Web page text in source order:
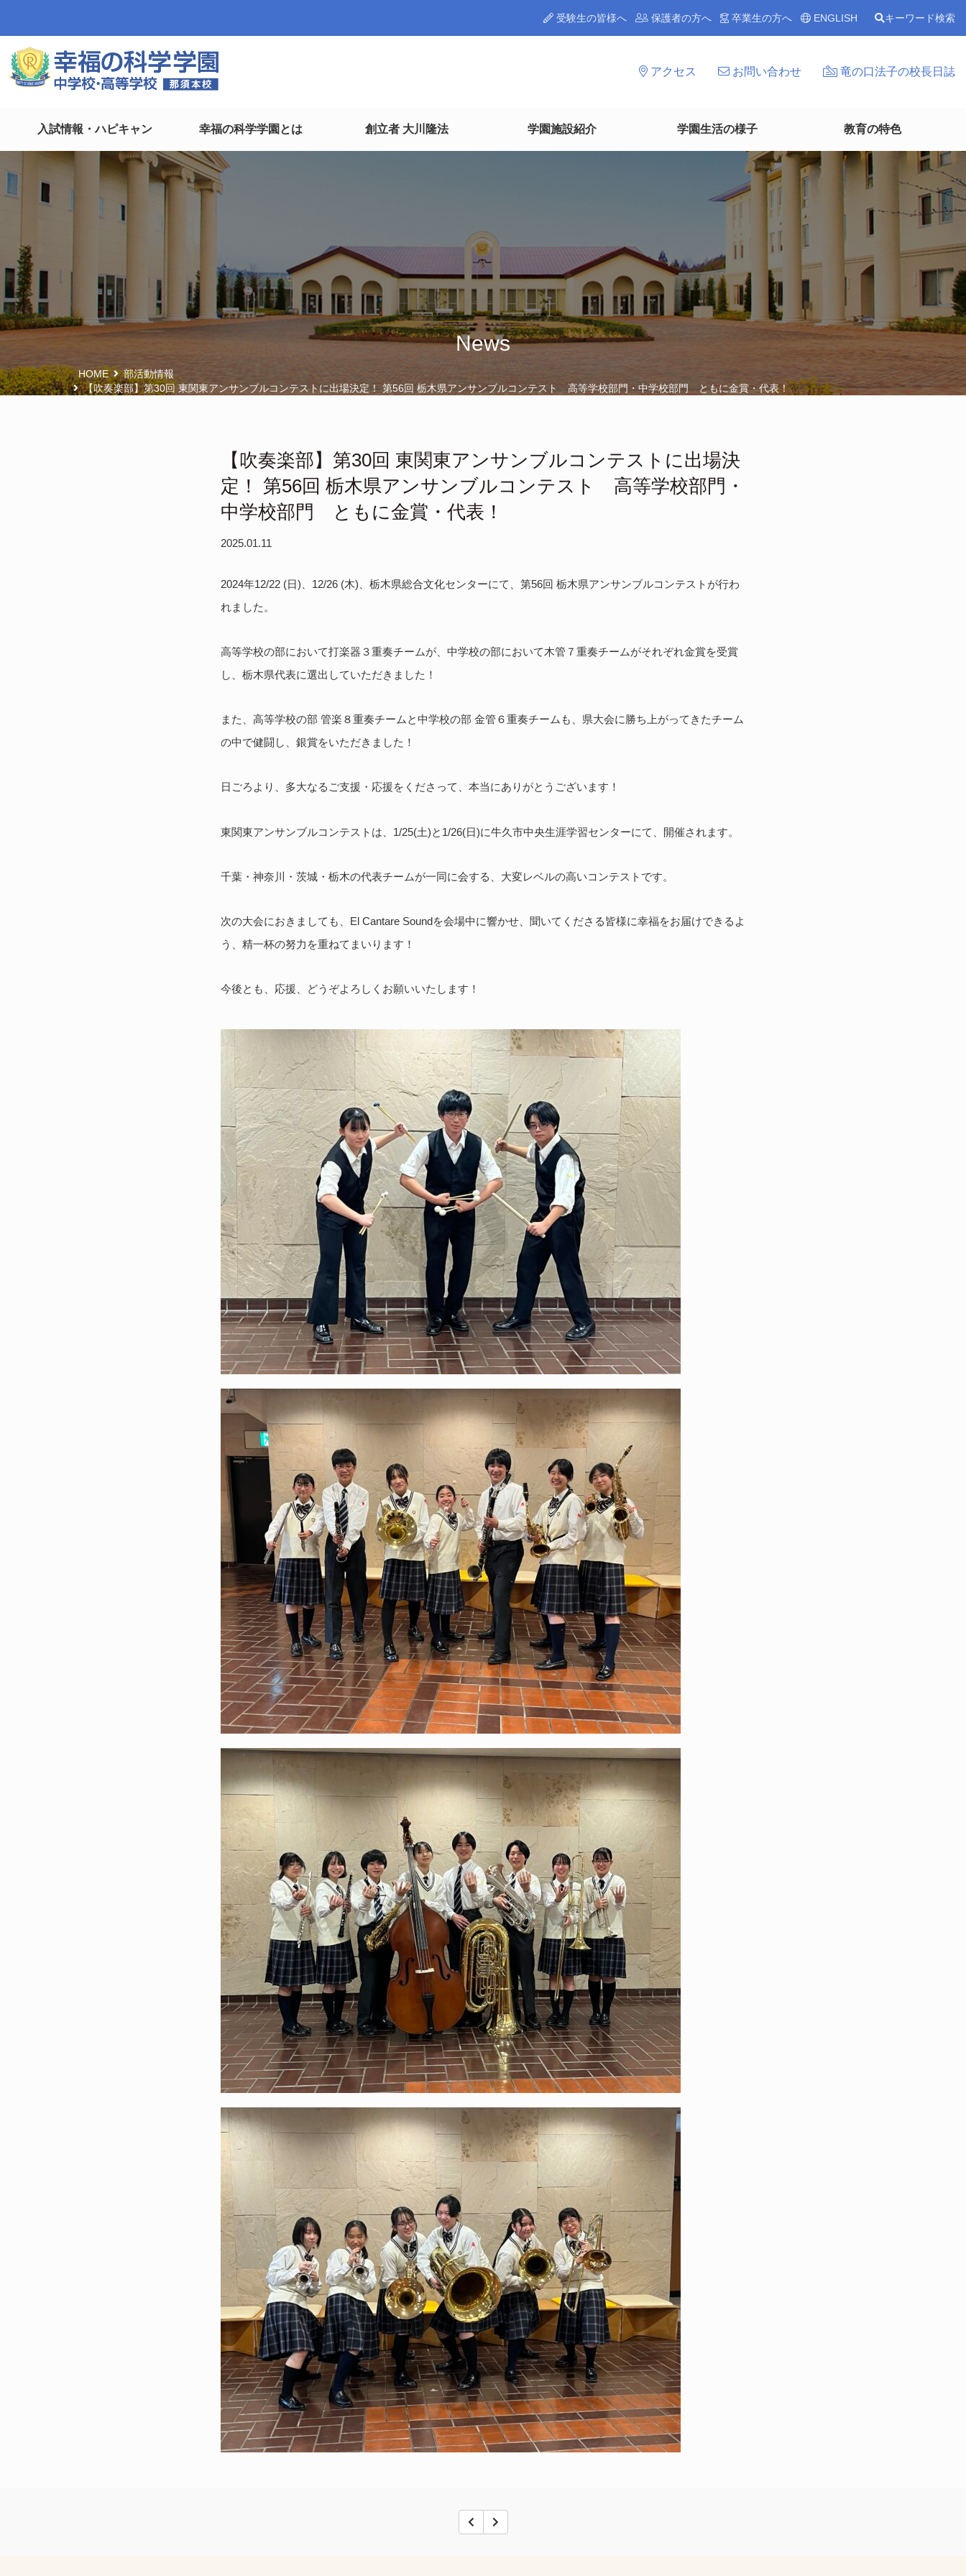
受験生の皆様へ 保護者の方へ 卒業生の方へ ENGLISH キーワード検索
アクセス お問い合わせ 竜の口法子の校長日誌
入試情報・ハピキャン 幸福の科学学園とは 創立者 大川隆法 学園施設紹介 学園生活の様子 教育の特色
News
HOME
部活動情報
【吹奏楽部】第30回 東関東アンサンブルコンテストに出場決定！ 第56回 栃木県アンサンブルコンテスト 高等学校部門・中学校部門 ともに金賞・代表！
【吹奏楽部】第30回 東関東アンサンブルコンテストに出場決
定！ 第56回 栃木県アンサンブルコンテスト 高等学校部門・
中学校部門 ともに金賞・代表！
2025.01.11
2024年12/22 (日)、12/26 (木)、栃木県総合文化センターにて、第56回 栃木県アンサンブルコンテストが行わ
れました。
高等学校の部において打楽器３重奏チームが、中学校の部において木管７重奏チームがそれぞれ金賞を受賞
し、栃木県代表に選出していただきました！
また、高等学校の部 管楽８重奏チームと中学校の部 金管６重奏チームも、県大会に勝ち上がってきたチーム
の中で健闘し、銀賞をいただきました！
日ごろより、多大なるご支援・応援をくださって、本当にありがとうございます！
東関東アンサンブルコンテストは、1/25(土)と1/26(日)に牛久市中央生涯学習センターにて、開催されます。
千葉・神奈川・茨城・栃木の代表チームが一同に会する、大変レベルの高いコンテストです。
次の大会におきましても、El Cantare Soundを会場中に響かせ、聞いてくださる皆様に幸福をお届けできるよ
う、精一杯の努力を重ねてまいります！
今後とも、応援、どうぞよろしくお願いいたします！